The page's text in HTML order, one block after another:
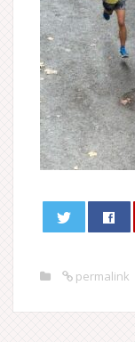
permalink